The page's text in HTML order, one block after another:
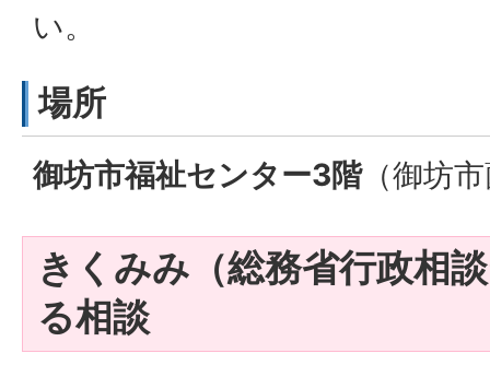
い。
場所
御坊市福祉センター3階（御坊
きくみみ（総務省行政相
る相談